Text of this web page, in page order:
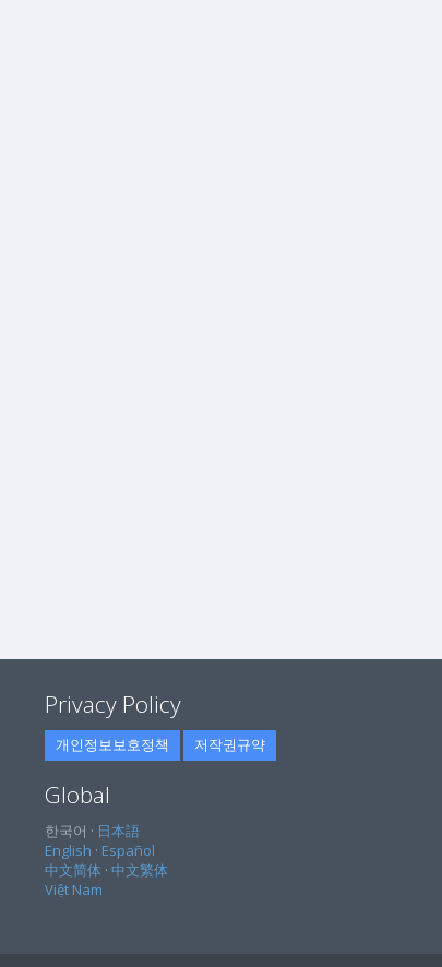
Privacy Policy
개인정보보호정책 저작권규약
Global
한국어 · 日本語
English · Español
中文简体 · 中文繁体
Việt Nam